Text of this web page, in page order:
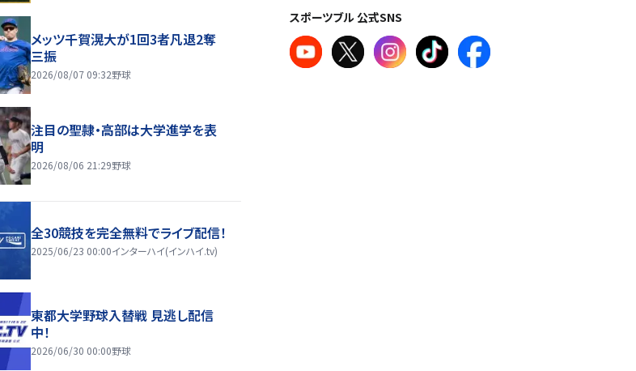
メッツ千賀滉大が1回3者凡退2奪
三振
2026/08/07 09:32野球
注目の聖隷・高部は大学進学を表
明
2026/08/06 21:29野球
全30競技を完全無料でライブ配信！
2025/06/23 00:00インターハイ(インハイ.tv)
東都大学野球入替戦 見逃し配信
中！
2026/06/30 00:00野球
スポーツブル 公式SNS